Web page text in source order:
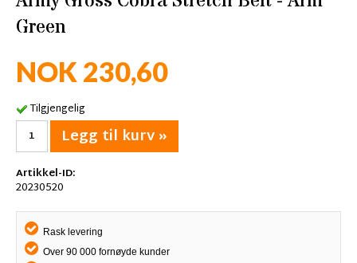
Green
NOK 230,60
Tilgjengelig
Legg til kurv »
Artikkel-ID:
20230520
Rask levering
Over 90 000 fornøyde kunder